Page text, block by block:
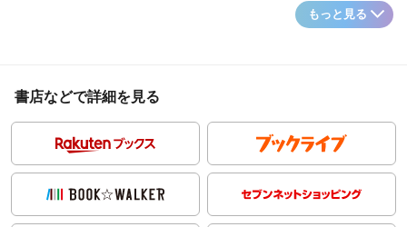
もっと見る
書店などで詳細を見る